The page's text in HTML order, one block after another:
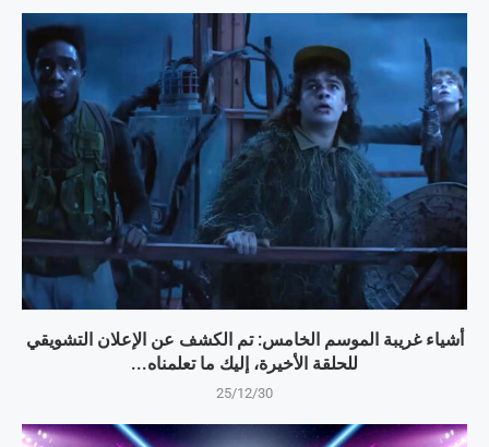
أشياء غريبة الموسم الخامس: تم الكشف عن الإعلان التشويقي
للحلقة الأخيرة، إليك ما تعلمناه...
25/12/30